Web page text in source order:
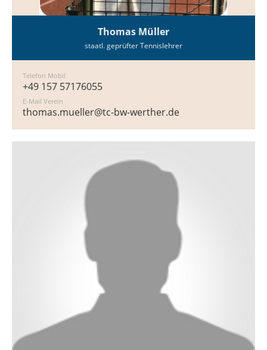
Thomas Müller
staatl. geprüfter Tennislehrer
Telefon Mobil
+49 157 57176055
E-Mail Verein
thomas.mueller@tc-bw-werther.de